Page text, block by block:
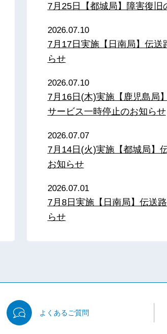
7月25日【都城局】障害復旧
2026.07.10
7月17日実施【日南局】伝
らせ
2026.07.10
7月16日(木)実施【鹿児島局
サービス一時停止のお知らせ
2026.07.07
7月14日(火)実施【都城局】
お知らせ
2026.07.01
7月8日実施【日南局】伝送
らせ
よくあるご質問